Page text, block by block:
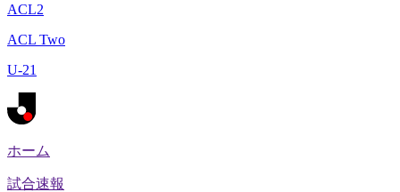
ACL2
ACL Two
U-21
ホーム
試合速報